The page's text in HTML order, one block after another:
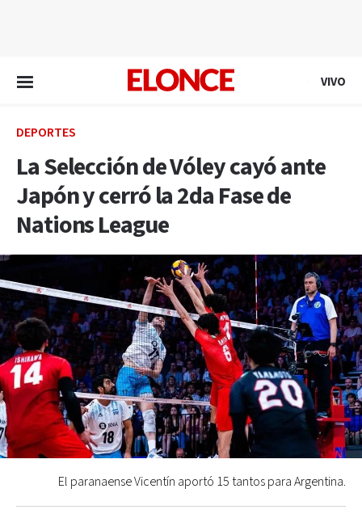
VIVO
DEPORTES
La Selección de Vóley cayó ante
Japón y cerró la 2da Fase de
Nations League
El paranaense Vicentín aportó 15 tantos para Argentina.